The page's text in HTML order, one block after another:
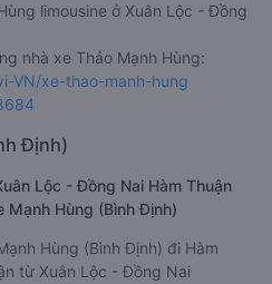
limousine ở Xuân Lộc - Đồng
nhà xe Thảo Mạnh Hùng:
VN/xe-thao-manh-hung
Định)
Lộc - Đồng Nai Hàm Thuận
Mạnh Hùng (Bình Định)
Hùng (Bình Định) đi Hàm
từ Xuân Lộc - Đồng Nai